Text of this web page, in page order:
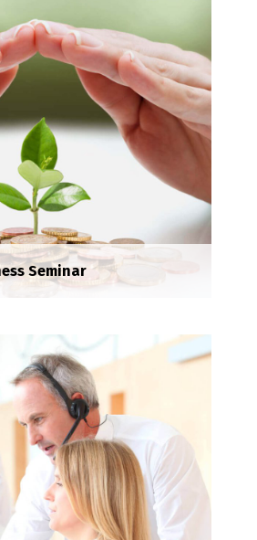
et accumsan vitae,
semper quis neque a
Seminar